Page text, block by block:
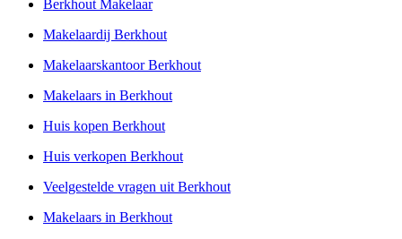
Berkhout Makelaar
Makelaardij Berkhout
Makelaarskantoor Berkhout
Makelaars in Berkhout
Huis kopen Berkhout
Huis verkopen Berkhout
Veelgestelde vragen uit Berkhout
Makelaars in Berkhout